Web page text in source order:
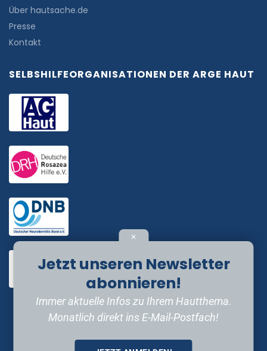
Über hautsache.de
Presse
Kontakt
SELBSHILFEORGANISATIONEN DER ARGE HAUT
✕
Jetzt unseren Newsletter
abonnieren!
Immer aktuelle Infos zu Ihrem Hautthema.
Monatlich direkt ins E-Mail-Postfach!